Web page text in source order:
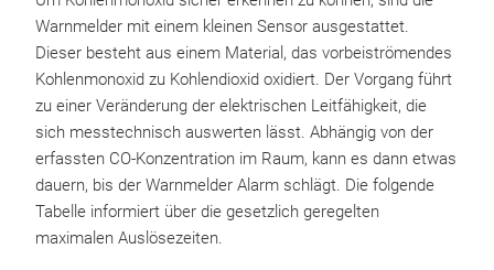
Warnmelder mit einem kleinen Sensor ausgestattet.
Dieser besteht aus einem Material, das vorbeiströmendes
Kohlenmonoxid zu Kohlendioxid oxidiert. Der Vorgang führt
zu einer Veränderung der elektrischen Leitfähigkeit, die
sich messtechnisch auswerten lässt. Abhängig von der
erfassten CO-Konzentration im Raum, kann es dann etwas
dauern, bis der Warnmelder Alarm schlägt. Die folgende
Tabelle informiert über die gesetzlich geregelten
maximalen Auslösezeiten.